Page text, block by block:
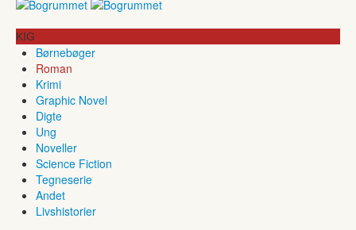
KIG
Børnebøger
Roman
Krimi
Graphic Novel
Digte
Ung
Noveller
Science Fiction
Tegneserie
Andet
Livshistorier